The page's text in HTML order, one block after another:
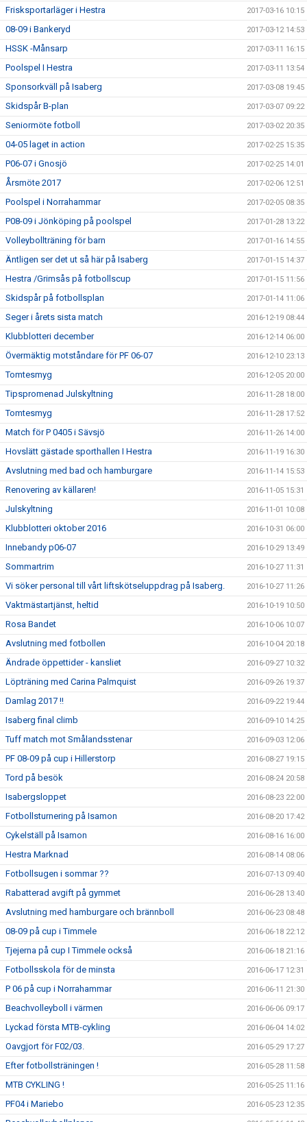
Frisksportarläger i Hestra 2017-03-16 10:15
08-09 i Bankeryd 2017-03-12 14:53
HSSK -Månsarp 2017-03-11 16:15
Poolspel I Hestra 2017-03-11 13:54
Sponsorkväll på Isaberg 2017-03-08 19:45
Skidspår B-plan 2017-03-07 09:22
Seniormöte fotboll 2017-03-02 20:35
04-05 laget in action 2017-02-25 15:35
P06-07 i Gnosjö 2017-02-25 14:01
Årsmöte 2017 2017-02-06 12:51
Poolspel i Norrahammar 2017-02-05 08:35
P08-09 i Jönköping på poolspel 2017-01-28 13:22
Volleybollträning för barn 2017-01-16 14:55
Äntligen ser det ut så här på Isaberg 2017-01-15 14:37
Hestra /Grimsås på fotbollscup 2017-01-15 11:56
Skidspår på fotbollsplan 2017-01-14 11:06
Seger i årets sista match 2016-12-19 08:44
Klubblotteri december 2016-12-14 06:00
Övermäktig motståndare för PF 06-07 2016-12-10 23:13
Tomtesmyg 2016-12-05 20:00
Tipspromenad Julskyltning 2016-11-28 18:00
Tomtesmyg 2016-11-28 17:52
Match för P 0405 i Sävsjö 2016-11-26 14:00
Hovslätt gästade sporthallen I Hestra 2016-11-19 16:30
Avslutning med bad och hamburgare 2016-11-14 15:53
Renovering av källaren! 2016-11-05 15:31
Julskyltning 2016-11-01 10:08
Klubblotteri oktober 2016 2016-10-31 06:00
Innebandy p06-07 2016-10-29 13:49
Sommartrim 2016-10-27 11:31
Vi söker personal till vårt liftskötseluppdrag på Isaberg. 2016-10-27 11:26
Vaktmästartjänst, heltid 2016-10-19 10:50
Rosa Bandet 2016-10-06 10:07
Avslutning med fotbollen 2016-10-04 20:18
Ändrade öppettider - kansliet 2016-09-27 10:32
Löpträning med Carina Palmquist 2016-09-26 19:37
Damlag 2017 !! 2016-09-22 19:44
Isaberg final climb 2016-09-10 14:25
Tuff match mot Smålandsstenar 2016-09-03 12:06
PF 08-09 på cup i Hillerstorp 2016-08-27 19:15
Tord på besök 2016-08-24 20:58
Isabergsloppet 2016-08-23 22:00
Fotbollsturnering på Isamon 2016-08-20 17:42
Cykelställ på Isamon 2016-08-16 16:00
Hestra Marknad 2016-08-14 08:06
Fotbollsugen i sommar ?? 2016-07-13 09:40
Rabatterad avgift på gymmet 2016-06-28 13:40
Avslutning med hamburgare och brännboll 2016-06-23 08:48
08-09 på cup i Timmele 2016-06-18 22:12
Tjejerna på cup I Timmele också 2016-06-18 21:16
Fotbollsskola för de minsta 2016-06-17 12:31
P 06 på cup i Norrahammar 2016-06-11 21:30
Beachvolleyboll i värmen 2016-06-06 09:17
Lyckad första MTB-cykling 2016-06-04 14:02
Oavgjort för F02/03. 2016-05-29 17:27
Efter fotbollsträningen ! 2016-05-28 11:58
MTB CYKLING ! 2016-05-25 11:16
PF04 i Mariebo 2016-05-23 12:35